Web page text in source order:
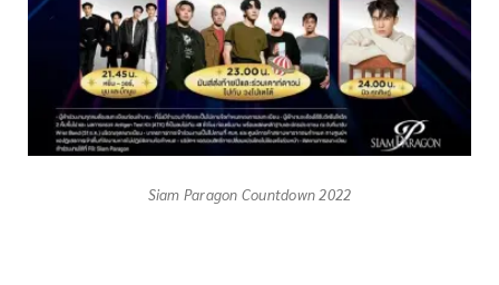
Siam Paragon Countdown 2022